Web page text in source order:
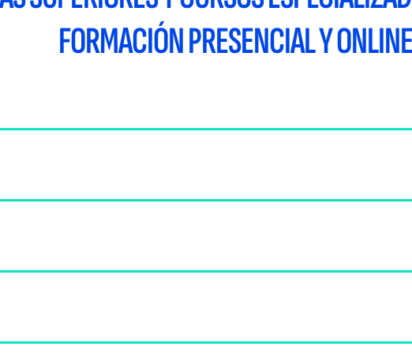
FORMACIÓN PRESENCIAL Y ONLINE